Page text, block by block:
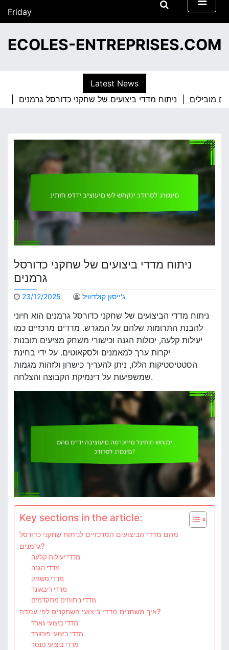
Friday
01/05/2026
17:56
ECOLES-ENTREPRISES.COM
Latest News
ניתוח מדדי ביצועים של שחקני כדורסל גרמנים |
ניתוח מדדי ביצועים של שחקני כדורסל
גרמנים
23/12/2025 ג'ייסון קולדוויל
ניתוח מדדי הביצועים של שחקני כדורסל גרמנים הוא חיוני
להבנת התרומות שלהם על המגרש. מדדים מרכזיים כמו
יעילות קלעה, יכולות הגנה וכישורי משחק מציעים תובנות
יקרות ערך למאמנים ולסקאוטים. על ידי בחינת
הסטטיסטיקות הללו, ניתן להעריך כישרון ולזהות מגמות
שמשפיעות על דינמיקת הקבוצה והצלחה.
Key sections in the article:
מהם מדדי הביצועים המרכזיים לניתוח שחקני כדורסל
גרמנים?
מדדי יעילות קלעה
מדדי הגנה
מדדי משחק
מדדי ריבאונד
מדדי ניתוחים מתקדמים
איך משתנים מדדי ביצועי השחקנים לפי עמדה?
מדדי ביצועי גארד
מדדי ביצועי פורוורד
מדדי ביצועי סנטר